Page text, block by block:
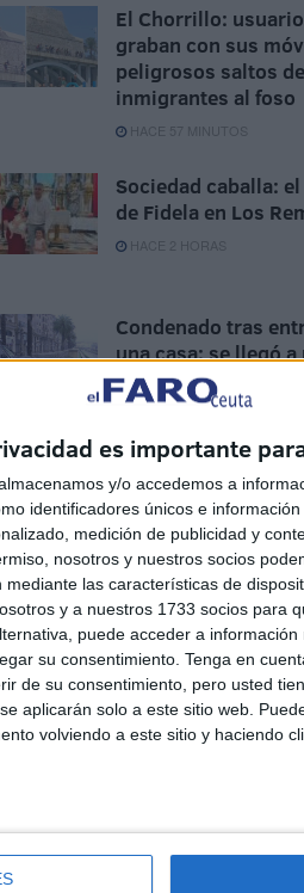
es importante
y/o accedemos a
identificadores únicos e
medición de publicidad y
nosotros y nuestros socios
las características de
y a nuestros 1733 socios para
puede acceder a
su consentimiento. Tenga en
de su consentimiento, pero usted
aplicarán solo a este sitio web.
volviendo a este sitio y haciendo
El Chorrillo:
graban con sus
peligrosos saltos de
inmigrantes al foso
HACE 57 MINUTOS
Sociedad caballa:
de Fidela en Los
HACE 2 HORAS
Condenado tras
una casa: se llegó a
la cama de su dueña
HACE 3 HORAS